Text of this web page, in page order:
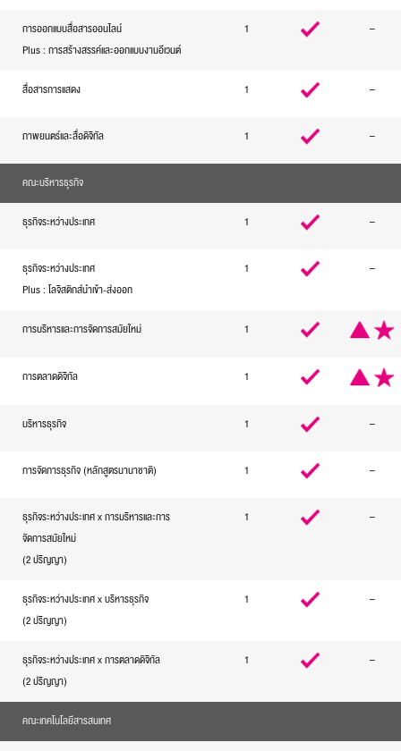
การออกแบบสื่อสารออนไลน์
Plus : การสร้างสรรค์และออกแบบงานอีเวนต์
1 –
สื่อสารการแสดง 1 –
ภาพยนตร์และสื่อดิจิทัล 1 –
คณะบริหารธุรกิจ
ธุรกิจระหว่างประเทศ 1 –
ธุรกิจระหว่างประเทศ
Plus : โลจิสติกส์นำเข้า-ส่งออก
1 –
การบริหารและการจัดการสมัยใหม่ 1
การตลาดดิจิทัล 1
บริหารธุรกิจ 1 –
การจัดการธุรกิจ (หลักสูตรนานาชาติ) 1 –
ธุรกิจระหว่างประเทศ x การบริหารและการ
จัดการสมัยใหม่
(2 ปริญญา)
1 –
ธุรกิจระหว่างประเทศ x บริหารธุรกิจ
(2 ปริญญา)
1 –
ธุรกิจระหว่างประเทศ x การตลาดดิจิทัล
(2 ปริญญา)
1 –
คณะเทคโนโลยีสารสนเทศ